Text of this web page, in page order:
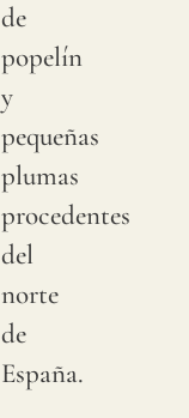
de
popelín
y
pequeñas
plumas
procedentes
del
norte
de
España.